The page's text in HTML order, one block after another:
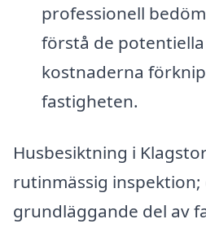
professionell
förstå de
kostnaderna
fastigheten.
Husbesiktning i
rutinmässig inspektion;
grundläggande del av